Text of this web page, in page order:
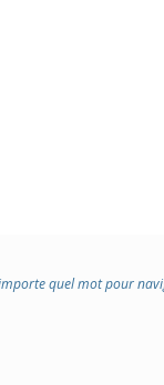
quel mot pour